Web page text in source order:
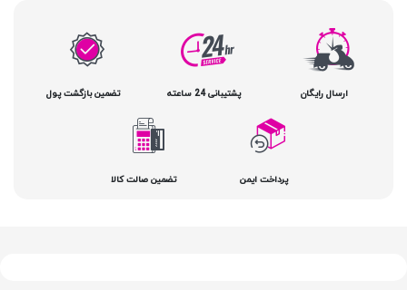
ارسال رایگان پشتیبانی 24 ساعته تضمین بازگشت پول
پرداخت ایمن تضمین صالت کالا